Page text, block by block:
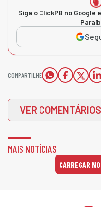
Siga o ClickPB no Google
COMPARTILHE
VER COMENTÁRIOS
MAIS NOTÍCIAS
CARREGAR